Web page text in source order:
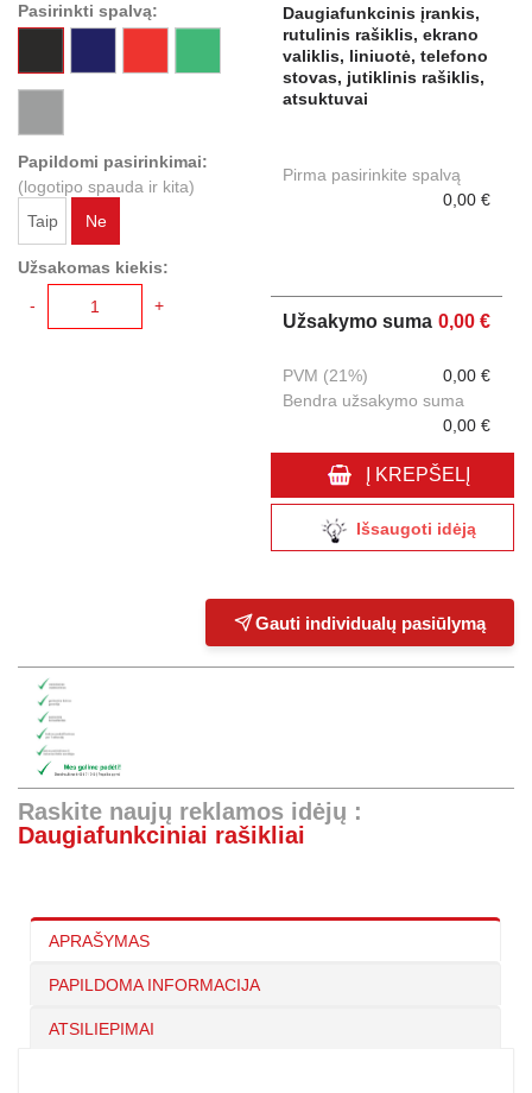
Pasirinkti spalvą:
Papildomi pasirinkimai:
(logotipo spauda ir kita)
Taip
Ne
Užsakomas kiekis:
-
+
Daugiafunkcinis įrankis,
rutulinis rašiklis, ekrano
valiklis, liniuotė, telefono
stovas, jutiklinis rašiklis,
atsuktuvai
Pirma pasirinkite spalvą
0,00 €
Užsakymo suma 0,00 €
PVM (21%)
0,00 €
Bendra užsakymo suma
0,00 €
Į KREPŠELĮ
Išsaugoti idėją
Gauti individualų pasiūlymą
Raskite naujų reklamos idėjų :
Daugiafunkciniai rašikliai
APRAŠYMAS
PAPILDOMA INFORMACIJA
ATSILIEPIMAI